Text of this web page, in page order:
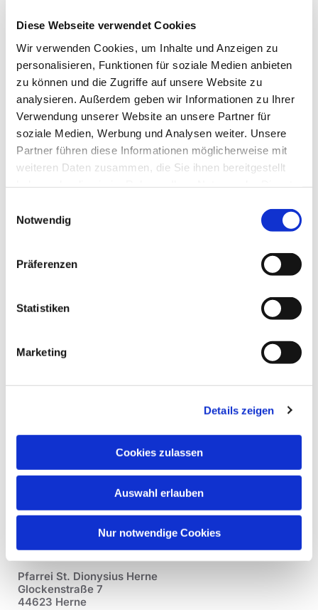
Diese Webseite verwendet Cookies
Wir verwenden Cookies, um Inhalte und Anzeigen zu
personalisieren, Funktionen für soziale Medien anbieten
zu können und die Zugriffe auf unsere Website zu
analysieren. Außerdem geben wir Informationen zu Ihrer
Verwendung unserer Website an unsere Partner für
soziale Medien, Werbung und Analysen weiter. Unsere
Partner führen diese Informationen möglicherweise mit
weiteren Daten zusammen, die Sie ihnen bereitgestellt
Notwendig
Präferenzen
Statistiken
Marketing
Details zeigen
Cookies zulassen
Auswahl erlauben
Nur notwendige Cookies
Freitag, 4. September 2026, 14:30
Uhr
Seniorenzentrum DRK
Pfarrei St. Dionysius Herne
Glockenstraße 7
44623 Herne